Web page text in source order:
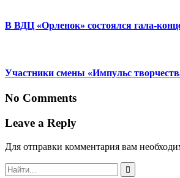
В ВДЦ «Орленок» состоялся гала-
Участники смены «Импульс
No Comments
Leave a Reply
Для отправки комментария вам